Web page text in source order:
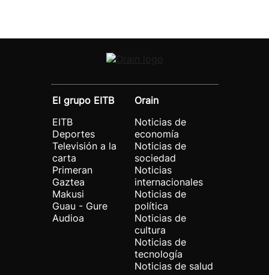
El grupo EITB
EITB
Deportes
Televisión a la
carta
Primeran
Gaztea
Makusi
Guau - Gure
Audioa
Orain
Noticias de
economía
Noticias de
sociedad
Noticias
internacionales
Noticias de
política
Noticias de
cultura
Noticias de
tecnología
Noticias de salud